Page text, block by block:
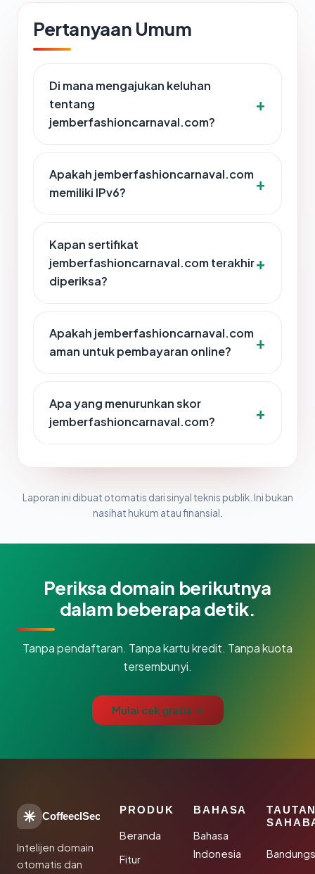
Pertanyaan Umum
Di mana mengajukan keluhan
tentang
jemberfashioncarnaval.com?
Apakah jemberfashioncarnaval.com
memiliki IPv6?
Kapan sertifikat
jemberfashioncarnaval.com terakhir
diperiksa?
Apakah jemberfashioncarnaval.com
aman untuk pembayaran online?
Apa yang menurunkan skor
jemberfashioncarnaval.com?
Laporan ini dibuat otomatis dari sinyal teknis publik. Ini bukan
nasihat hukum atau finansial.
Periksa domain berikutnya
dalam beberapa detik.
Tanpa pendaftaran. Tanpa kartu kredit. Tanpa kuota
tersembunyi.
Mulai cek gratis →
CoffeeclSec
Intelijen domain
otomatis dan
PRODUK
Beranda
Fitur
BAHASA
Bahasa
Indonesia